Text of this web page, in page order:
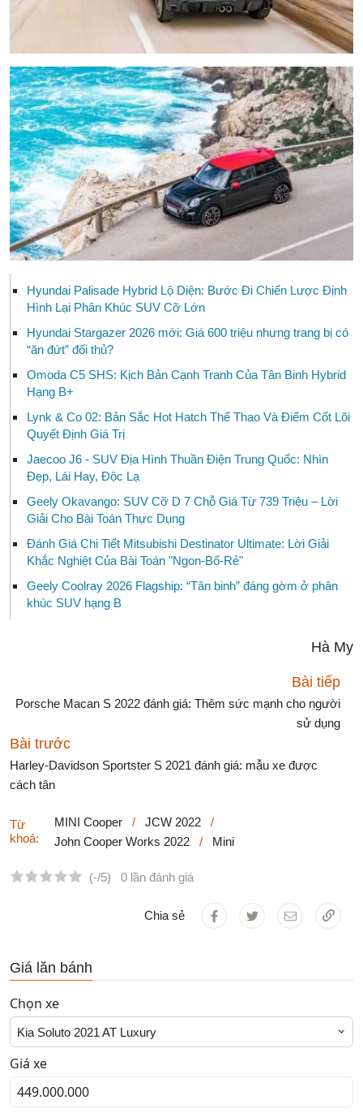
Hyundai Palisade Hybrid Lộ Diện: Bước Đi Chiến Lược Định
Hình Lại Phân Khúc SUV Cỡ Lớn
Hyundai Stargazer 2026 mới: Giá 600 triệu nhưng trang bị có
“ăn đứt” đối thủ?
Omoda C5 SHS: Kịch Bản Cạnh Tranh Của Tân Binh Hybrid
Hạng B+
Lynk & Co 02: Bản Sắc Hot Hatch Thể Thao Và Điểm Cốt Lõi
Quyết Định Giá Trị
Jaecoo J6 - SUV Địa Hình Thuần Điện Trung Quốc: Nhìn
Đẹp, Lái Hay, Độc Lạ
Geely Okavango: SUV Cỡ D 7 Chỗ Giá Từ 739 Triệu – Lời
Giải Cho Bài Toán Thực Dụng
Đánh Giá Chi Tiết Mitsubishi Destinator Ultimate: Lời Giải
Khắc Nghiệt Của Bài Toán "Ngon-Bổ-Rẻ"
Geely Coolray 2026 Flagship: “Tân binh” đáng gờm ở phân
khúc SUV hạng B
Hà My
Bài tiếp
Porsche Macan S 2022 đánh giá: Thêm sức mạnh cho người
sử dụng
Bài trước
Harley-Davidson Sportster S 2021 đánh giá: mẫu xe được
cách tân
Từ
khoá:
MINI Cooper / JCW 2022
/
John Cooper Works 2022
/ Mini
(-/5) 0 lần đánh giá
Chia sẻ
Giá lăn bánh
Chọn xe
Kia Soluto 2021 AT Luxury
Giá xe